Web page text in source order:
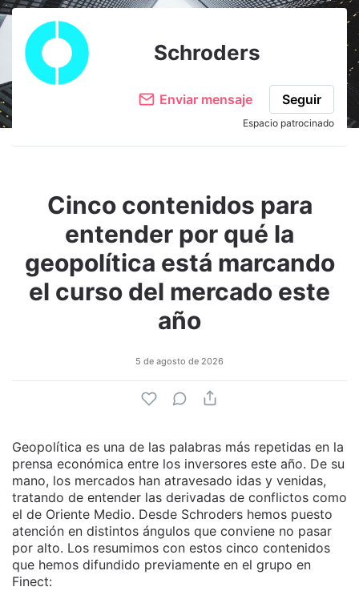
Schroders
Enviar mensaje Seguir
Espacio patrocinado
Cinco contenidos para
entender por qué la
geopolítica está marcando
el curso del mercado este
año
5 de agosto de 2026
Geopolítica es una de las palabras más repetidas en la
prensa económica entre los inversores este año. De su
mano, los mercados han atravesado idas y venidas,
tratando de entender las derivadas de conflictos como
el de Oriente Medio. Desde Schroders hemos puesto
atención en distintos ángulos que conviene no pasar
por alto. Los resumimos con estos cinco contenidos
que hemos difundido previamente en el grupo en
Finect: